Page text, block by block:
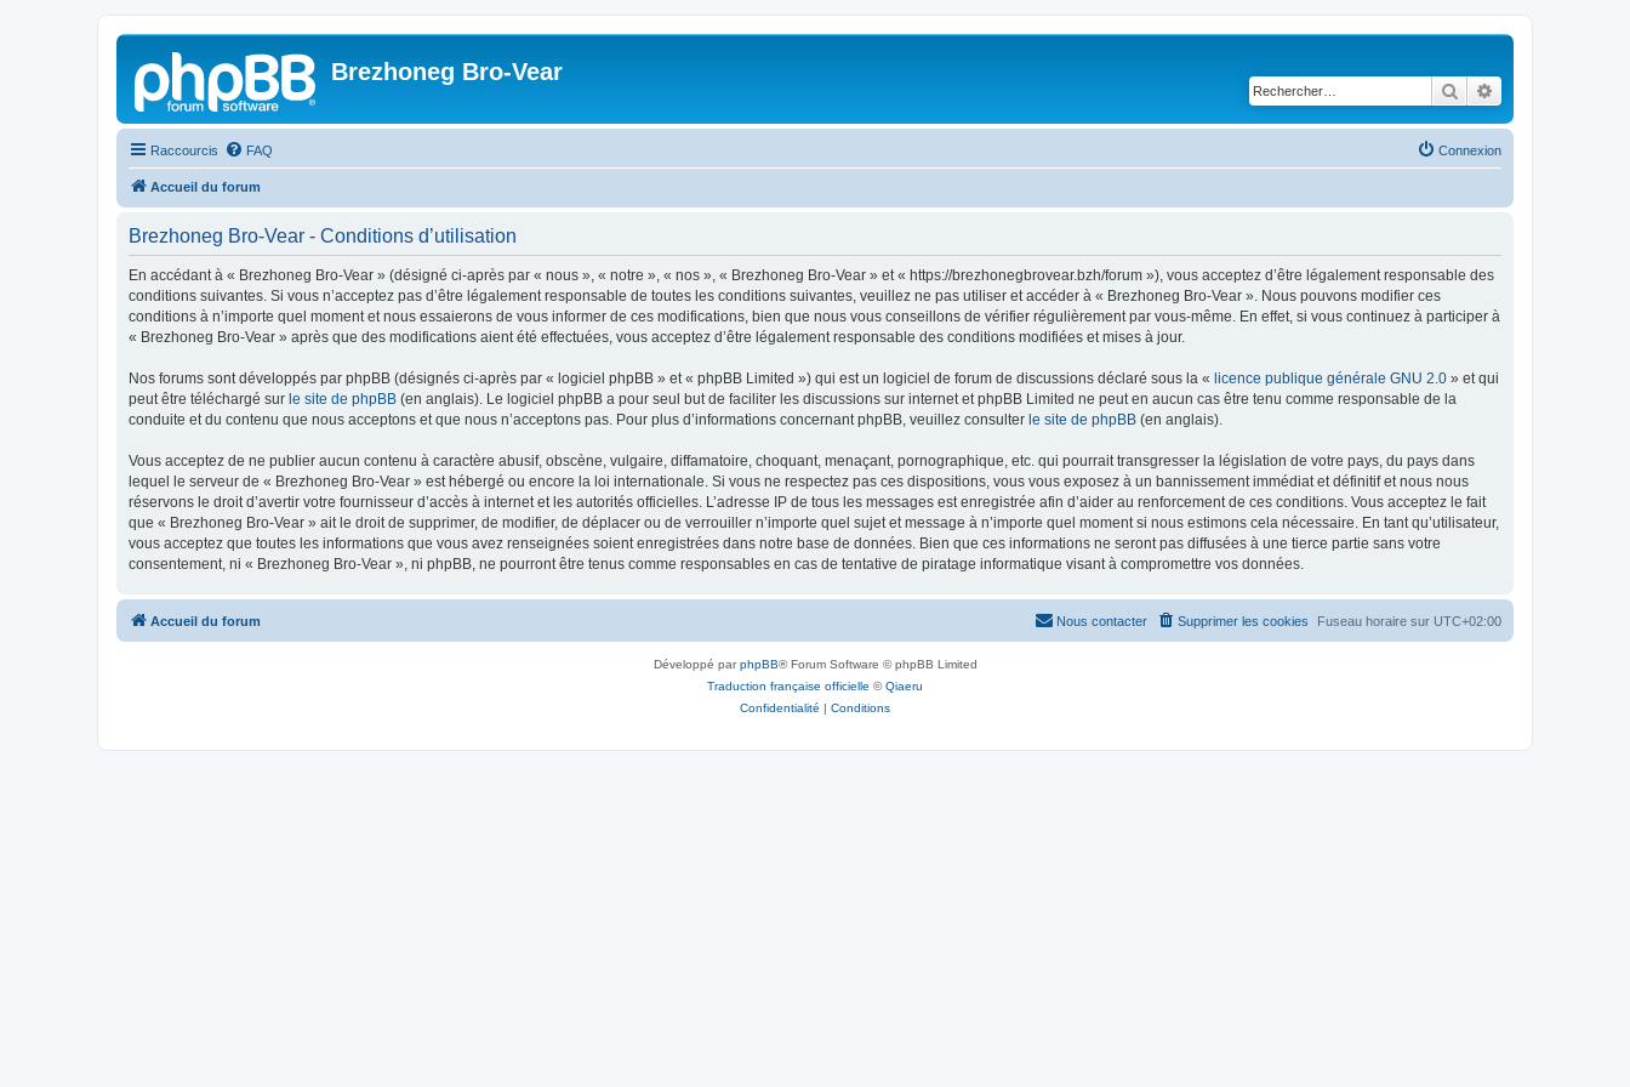
Brezhoneg Bro-Vear
Rechercher
Raccourcis FAQ Connexion
Accueil du forum
Brezhoneg Bro-Vear - Conditions d’utilisation
En accédant à « Brezhoneg Bro-Vear » (désigné ci-après par « nous », « notre », « nos », « Brezhoneg Bro-Vear » et « https://brezhonegbrovear.bzh/forum »), vous acceptez d’être légalement responsable des
conditions suivantes. Si vous n’acceptez pas d’être légalement responsable de toutes les conditions suivantes, veuillez ne pas utiliser et accéder à « Brezhoneg Bro-Vear ». Nous pouvons modifier ces
conditions à n’importe quel moment et nous essaierons de vous informer de ces modifications, bien que nous vous conseillons de vérifier régulièrement par vous-même. En effet, si vous continuez à participer à
« Brezhoneg Bro-Vear » après que des modifications aient été effectuées, vous acceptez d’être légalement responsable des conditions modifiées et mises à jour.
Nos forums sont développés par phpBB (désignés ci-après par « logiciel phpBB » et « phpBB Limited ») qui est un logiciel de forum de discussions déclaré sous la « licence publique générale GNU 2.0 » et qui
peut être téléchargé sur le site de phpBB (en anglais). Le logiciel phpBB a pour seul but de faciliter les discussions sur internet et phpBB Limited ne peut en aucun cas être tenu comme responsable de la
conduite et du contenu que nous acceptons et que nous n’acceptons pas. Pour plus d’informations concernant phpBB, veuillez consulter le site de phpBB (en anglais).
Vous acceptez de ne publier aucun contenu à caractère abusif, obscène, vulgaire, diffamatoire, choquant, menaçant, pornographique, etc. qui pourrait transgresser la législation de votre pays, du pays dans
lequel le serveur de « Brezhoneg Bro-Vear » est hébergé ou encore la loi internationale. Si vous ne respectez pas ces dispositions, vous vous exposez à un bannissement immédiat et définitif et nous nous
réservons le droit d’avertir votre fournisseur d’accès à internet et les autorités officielles. L’adresse IP de tous les messages est enregistrée afin d’aider au renforcement de ces conditions. Vous acceptez le fait
que « Brezhoneg Bro-Vear » ait le droit de supprimer, de modifier, de déplacer ou de verrouiller n’importe quel sujet et message à n’importe quel moment si nous estimons cela nécessaire. En tant qu’utilisateur,
vous acceptez que toutes les informations que vous avez renseignées soient enregistrées dans notre base de données. Bien que ces informations ne seront pas diffusées à une tierce partie sans votre
consentement, ni « Brezhoneg Bro-Vear », ni phpBB, ne pourront être tenus comme responsables en cas de tentative de piratage informatique visant à compromettre vos données.
Accueil du forum Fuseau horaire sur UTC+02:00
Supprimer les cookies
Nous contacter
Développé parphpBB® Forum Software © phpBB Limited
Traduction française officielle ©Qiaeru
Confidentialité | Conditions